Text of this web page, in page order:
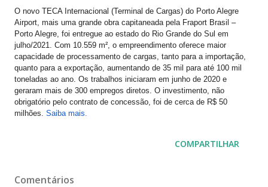
O novo TECA Internacional (Terminal de Cargas) do Porto Alegre
Airport, mais uma grande obra capitaneada pela Fraport Brasil –
Porto Alegre, foi entregue ao estado do Rio Grande do Sul em
julho/2021. Com 10.559 m², o empreendimento oferece maior
capacidade de processamento de cargas, tanto para a importação,
quanto para a exportação, aumentando de 35 mil para até 100 mil
toneladas ao ano. Os trabalhos iniciaram em junho de 2020 e
geraram mais de 300 empregos diretos. O investimento, não
obrigatório pelo contrato de concessão, foi de cerca de R$ 50
milhões. Saiba mais.
COMPARTILHAR
Comentários